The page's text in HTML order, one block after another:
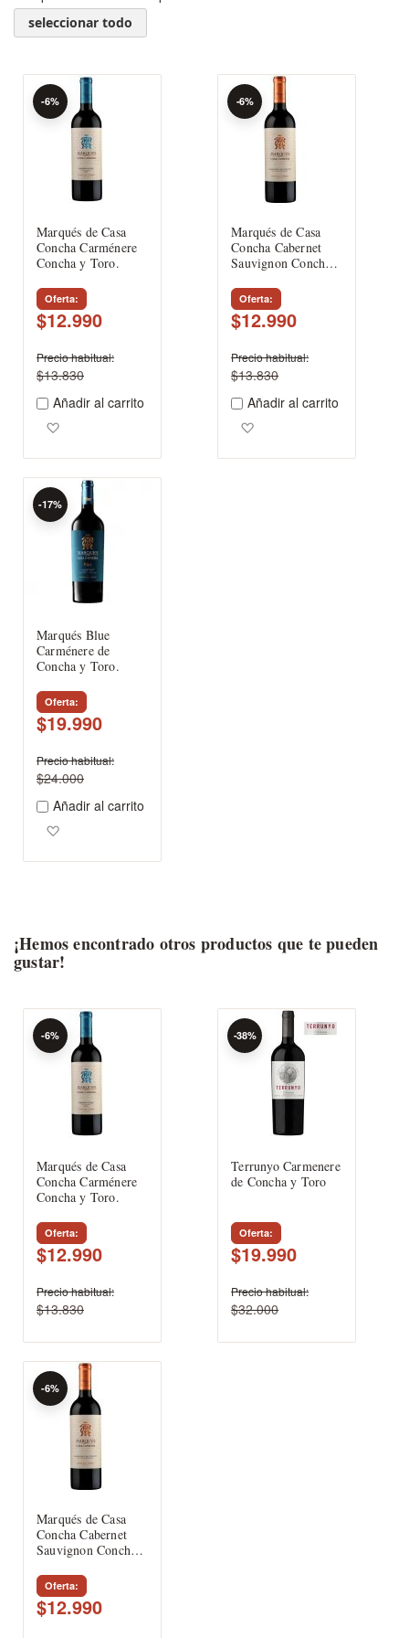
seleccionar todo
Marqués de Casa
Concha Carménere
Concha y Toro.
Oferta
$12.990
-6%
Precio habitual
$13.830
Añadir al carrito
Marqués de Casa
Concha Cabernet
Sauvignon Concha y
Oferta
$12.990
-6%
Precio habitual
$13.830
Añadir al carrito
Marqués Blue
Carménere de
Concha y Toro.
Oferta
$19.990
-17%
Precio habitual
$24.000
Añadir al carrito
¡Hemos encontrado otros productos que te pueden
gustar!
Marqués de Casa
Concha Carménere
Concha y Toro.
Oferta
$12.990
-6%
Precio habitual
$13.830
Terrunyo Carmenere
de Concha y Toro
Oferta
$19.990
-38%
Precio habitual
$32.000
Marqués de Casa
Concha Cabernet
Sauvignon Concha y
Oferta
$12.990
-6%